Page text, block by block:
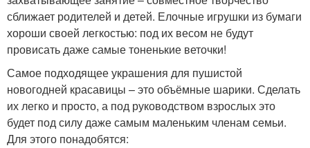
сближает родителей и детей. Елочные игрушки из бумаги
хороши своей легкостью: под их весом не будут
провисать даже самые тоненькие веточки!
Самое подходящее украшения для пушистой
новогодней красавицы – это объёмные шарики. Сделать
их легко и просто, а под руководством взрослых это
будет под силу даже самым маленьким членам семьи.
Для этого понадобятся: